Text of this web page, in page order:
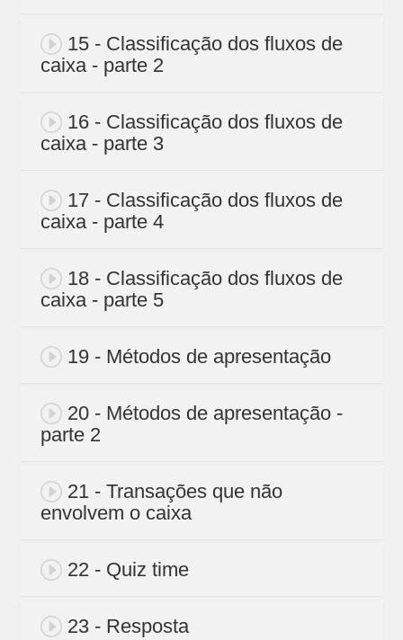
15 - Classificação dos fluxos de
caixa - parte 2
16 - Classificação dos fluxos de
caixa - parte 3
17 - Classificação dos fluxos de
caixa - parte 4
18 - Classificação dos fluxos de
caixa - parte 5
19 - Métodos de apresentação
20 - Métodos de apresentação -
parte 2
21 - Transações que não
envolvem o caixa
22 - Quiz time
23 - Resposta